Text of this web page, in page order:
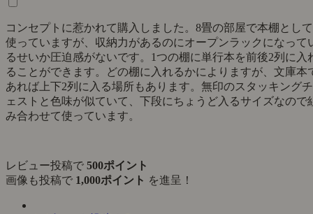
コンセプトに惹かれて購入しました。8畳の部屋で本棚として
使っていますが、収納力があるのにオープンラックになって
るせいか圧迫感がないです。1つの棚に単行本を前後2列に入
ることができます。どの棚に入れるかによりますが、文庫本
あれば上下2列に入る場所もあります。無印のスタッキングチ
ェストと色味が似ていて、下段にちょうど入るサイズなので
み合わせて使っています。
レビュー投稿で 500ポイント
画像も投稿で 1,000ポイント を進呈！